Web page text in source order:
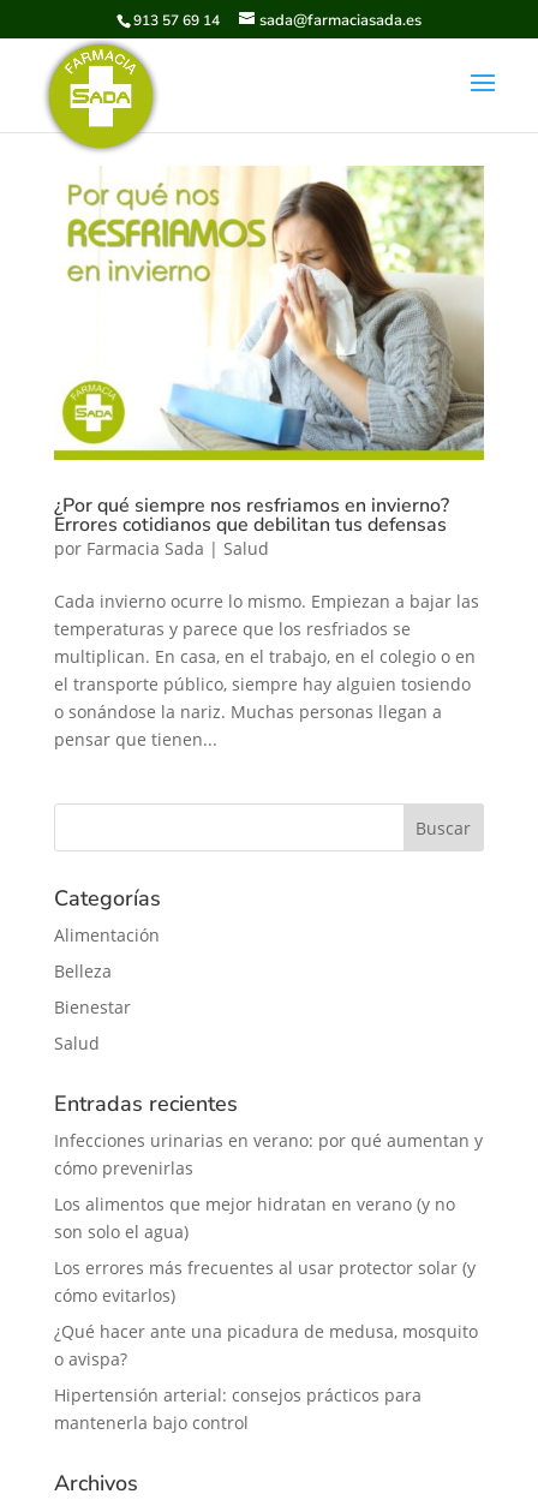
913 57 69 14 sada@farmaciasada.es
¿Por qué siempre nos resfriamos en invierno?
Errores cotidianos que debilitan tus defensas
por Farmacia Sada | Salud
Cada invierno ocurre lo mismo. Empiezan a bajar las
temperaturas y parece que los resfriados se
multiplican. En casa, en el trabajo, en el colegio o en
el transporte público, siempre hay alguien tosiendo
o sonándose la nariz. Muchas personas llegan a
pensar que tienen...
Categorías
Alimentación
Belleza
Bienestar
Salud
Entradas recientes
Infecciones urinarias en verano: por qué aumentan y
cómo prevenirlas
Los alimentos que mejor hidratan en verano (y no
son solo el agua)
Los errores más frecuentes al usar protector solar (y
cómo evitarlos)
¿Qué hacer ante una picadura de medusa, mosquito
o avispa?
Hipertensión arterial: consejos prácticos para
mantenerla bajo control
Archivos